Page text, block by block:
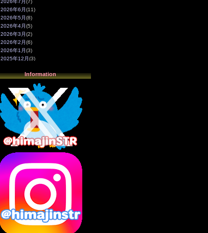
2026年7月(7)
2026年6月(11)
2026年5月(8)
2026年4月(5)
2026年3月(2)
2026年2月(6)
2026年1月(3)
2025年12月(3)
2025年10月(3)
2025年8月 (3)
2025年7月(2)
2025年6月(1)
2025年5月
(7)
2025年4月(2)
2025年3月 (8)
2025年2月(10)
2025年1月
2024年12月
2024年11月(13)
2024年10月
2024年9月 (14)
2024年8月 (13)
2024年7月
(7)
2024年6月(10)
2024年5月(12)
2024年4月(15)
2024年3月
Information